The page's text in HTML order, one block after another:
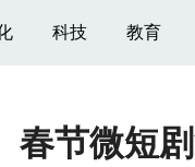
科技 教育
春节微短